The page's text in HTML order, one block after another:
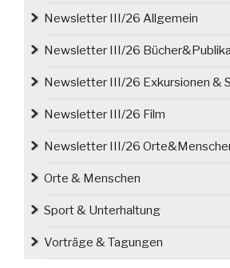
Newsletter III/26 Allgemein
Newsletter III/26
Newsletter III/26 Exkursionen &
Newsletter III/26 Film
Newsletter III/26
Orte & Menschen
Sport & Unterhaltung
Vorträge & Tagungen